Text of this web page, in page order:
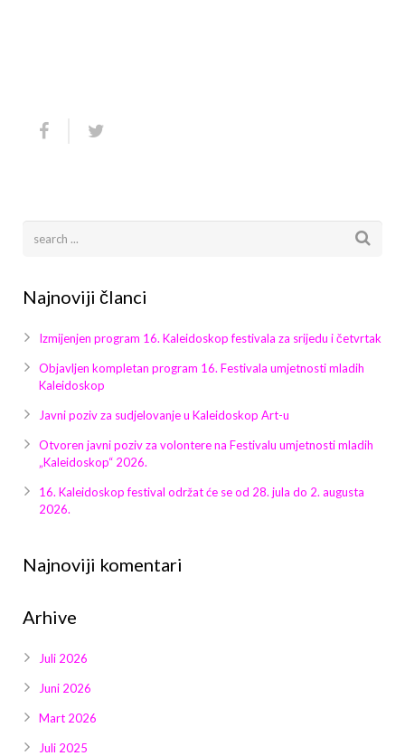
Najnoviji članci
Izmijenjen program 16. Kaleidoskop festivala za srijedu i četvrtak
Objavljen kompletan program 16. Festivala umjetnosti mladih
Kaleidoskop
Javni poziv za sudjelovanje u Kaleidoskop Art-u
Otvoren javni poziv za volontere na Festivalu umjetnosti mladih
„Kaleidoskop“ 2026.
16. Kaleidoskop festival održat će se od 28. jula do 2. augusta
2026.
Najnoviji komentari
Arhive
Juli 2026
Juni 2026
Mart 2026
Juli 2025